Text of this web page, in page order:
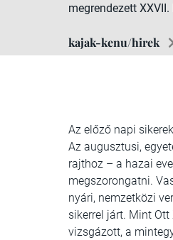
megrendezett
kajak-kenu/hirek
Az előző napi
Az augusztusi,
rajthoz – a hazai
megszorongatni.
nyári, nemzetközi
sikerrel járt. Mint
vizsgázott, a